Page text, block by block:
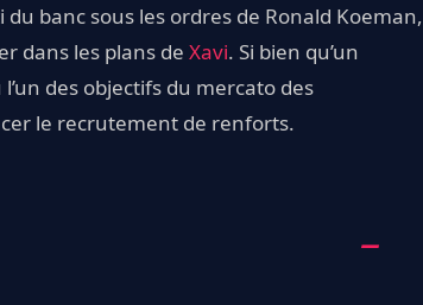
banc sous les ordres de Ronald Koeman,
dans les plans de Xavi. Si bien qu’un
des objectifs du mercato des
le recrutement de renforts.